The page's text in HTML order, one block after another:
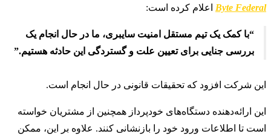
Byte Federal اعلام کرده است:
“با کمک یک تیم مستقل امنیت سایبری، ما در حال انجام یک
بررسی جنایی برای تعیین علت و گستردگی این حادثه هستیم.”
این شرکت افزود که تحقیقات قانونی در حال انجام است.
این ارائه‌دهنده دستگاه‌های خودپرداز همچنین از مشتریان خواسته
است تا اطلاعات ورود خود را بازنشانی کنند. علاوه بر این، ممکن